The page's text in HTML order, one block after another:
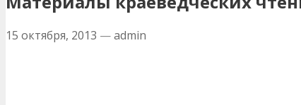
15 октября, 2013 —admin